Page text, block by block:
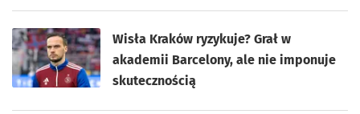
Wisła Kraków ryzykuje? Grał w
akademii Barcelony, ale nie imponuje
skutecznością